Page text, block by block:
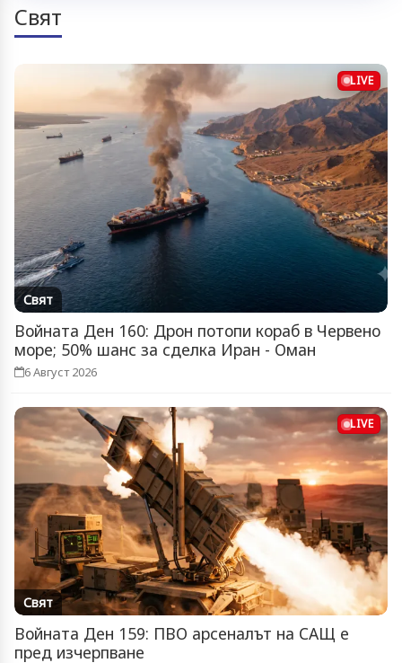
Свят
LIVE
Свят
Войната Ден 160: Дрон потопи кораб в Червено
море; 50% шанс за сделка Иран - Оман
6 Август 2026
LIVE
Свят
Войната Ден 159: ПВО арсеналът на САЩ е
пред изчерпване